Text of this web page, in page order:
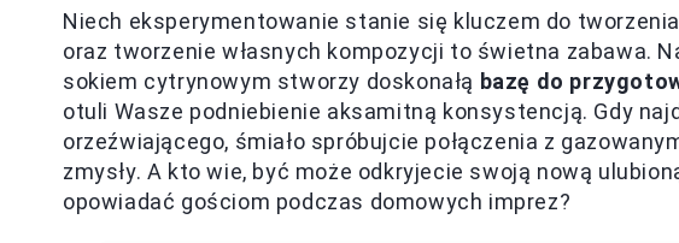
Niech eksperymentowanie stanie się kluczem do
oraz tworzenie własnych kompozycji to świetna zabawa.
sokiem cytrynowym stworzy doskonałą bazę do
otuli Wasze podniebienie aksamitną konsystencją. Gdy
orzeźwiającego, śmiało spróbujcie połączenia z
zmysły. A kto wie, być może odkryjecie swoją nową
opowiadać gościom podczas domowych imprez?